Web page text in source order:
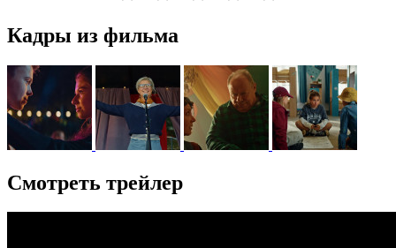
Кадры из фильма
Смотреть трейлер